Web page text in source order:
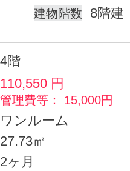
建物階数 8階建
4階
110,550 円
管理費等： 15,000円
ワンルーム
27.73㎡
2ヶ月